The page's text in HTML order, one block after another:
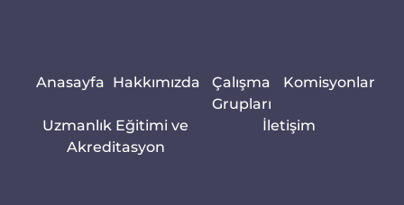
Anasayfa Hakkımızda
Çalışma
Grupları
Komisyonlar
Uzmanlık Eğitimi ve
Akreditasyon
İletişim